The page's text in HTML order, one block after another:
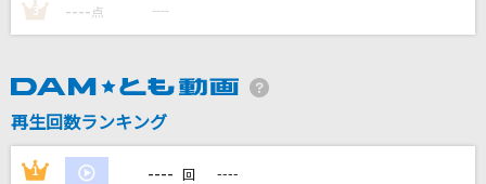
BELOVED
Saucy Dog
3 ---- 点 ----
再生回数ランキング
1 ---- 回 ----